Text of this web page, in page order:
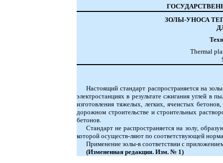
ЗОЛЫ-УНОСА
Thermal
Настоящий стандарт распространяется на
электростанциях в результате сжигания углей в
изготовления тяжелых, легких, ячеистых
дорожном строительстве и строительных
бетонов.
Стандарт не распространяется на золу,
которой осуществ-ляют по соответствующей
Применение золы-в соответствии с
(Измененная редакция. Изм. № 1)